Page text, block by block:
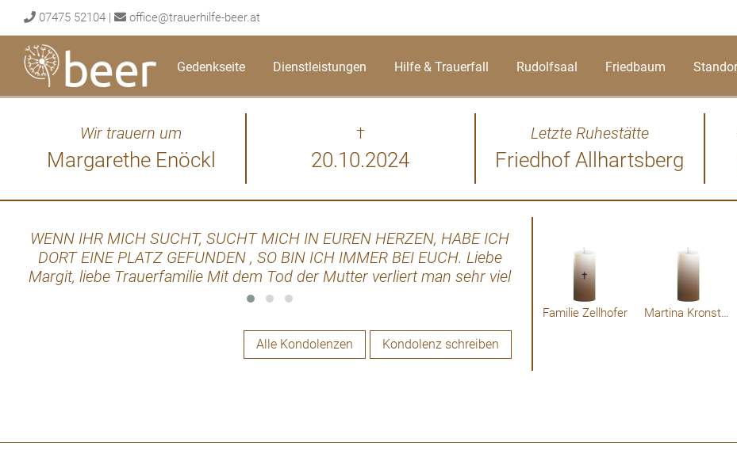
to
content
07475 52104 | office@trauerhilfe-beer.at
Gedenkseite Dienstleistungen Hilfe & Trauerfall Rudolfsaal Friedbaum
Wir trauern um
Margarethe Enöckl
†
20.10.2024
Letzte Ruhestätte
Friedhof Allhartsberg
WENN IHR MICH SUCHT, SUCHT MICH IN EUREN HERZEN, HABE ICH
DORT EINE PLATZ GEFUNDEN , SO BIN ICH IMMER BEI EUCH. Liebe
Margit, liebe Trauerfamilie Mit dem Tod der Mutter verliert man sehr viel
, es geht ein Teil von einem selbst. Behaltet sie so , wie sie in den
behalte Margarethe als begabte Schneiderin und als selbstbewusste
und sehr freundliche Frau in guter Erinnerung. Wir wünschen euch viel
Schmerz, egal wie lange man
fühlen mit euch. Fühlt euch
Martina und
Alle Kondolenzen Kondolenz schreiben
Familie Zellhofer Martina Kronsteiner